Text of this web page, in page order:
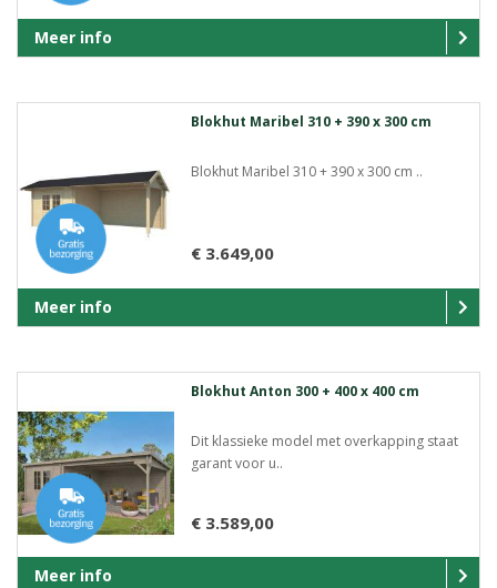
Meer info
Blokhut Maribel 310 + 390 x 300 cm
Blokhut Maribel 310 + 390 x 300 cm ..
€ 3.649,00
Meer info
Blokhut Anton 300 + 400 x 400 cm
Dit klassieke model met overkapping staat
garant voor u..
€ 3.589,00
Meer info